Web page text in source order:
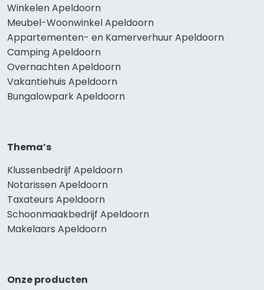
Winkelen Apeldoorn
Meubel-Woonwinkel Apeldoorn
Appartementen- en Kamerverhuur Apeldoorn
Camping Apeldoorn
Overnachten Apeldoorn
Vakantiehuis Apeldoorn
Bungalowpark Apeldoorn
Thema’s
Klussenbedrijf Apeldoorn
Notarissen Apeldoorn
Taxateurs Apeldoorn
Schoonmaakbedrijf Apeldoorn
Makelaars Apeldoorn
Onze producten